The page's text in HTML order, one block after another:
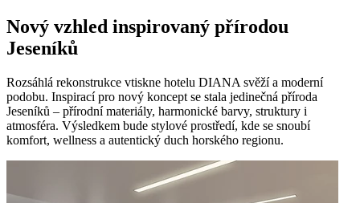
Nový vzhled inspirovaný přírodou
Jeseníků
Rozsáhlá rekonstrukce vtiskne hotelu DIANA svěží a moderní
podobu. Inspirací pro nový koncept se stala jedinečná příroda
Jeseníků – přírodní materiály, harmonické barvy, struktury i
atmosféra. Výsledkem bude stylové prostředí, kde se snoubí
komfort, wellness a autentický duch horského regionu.